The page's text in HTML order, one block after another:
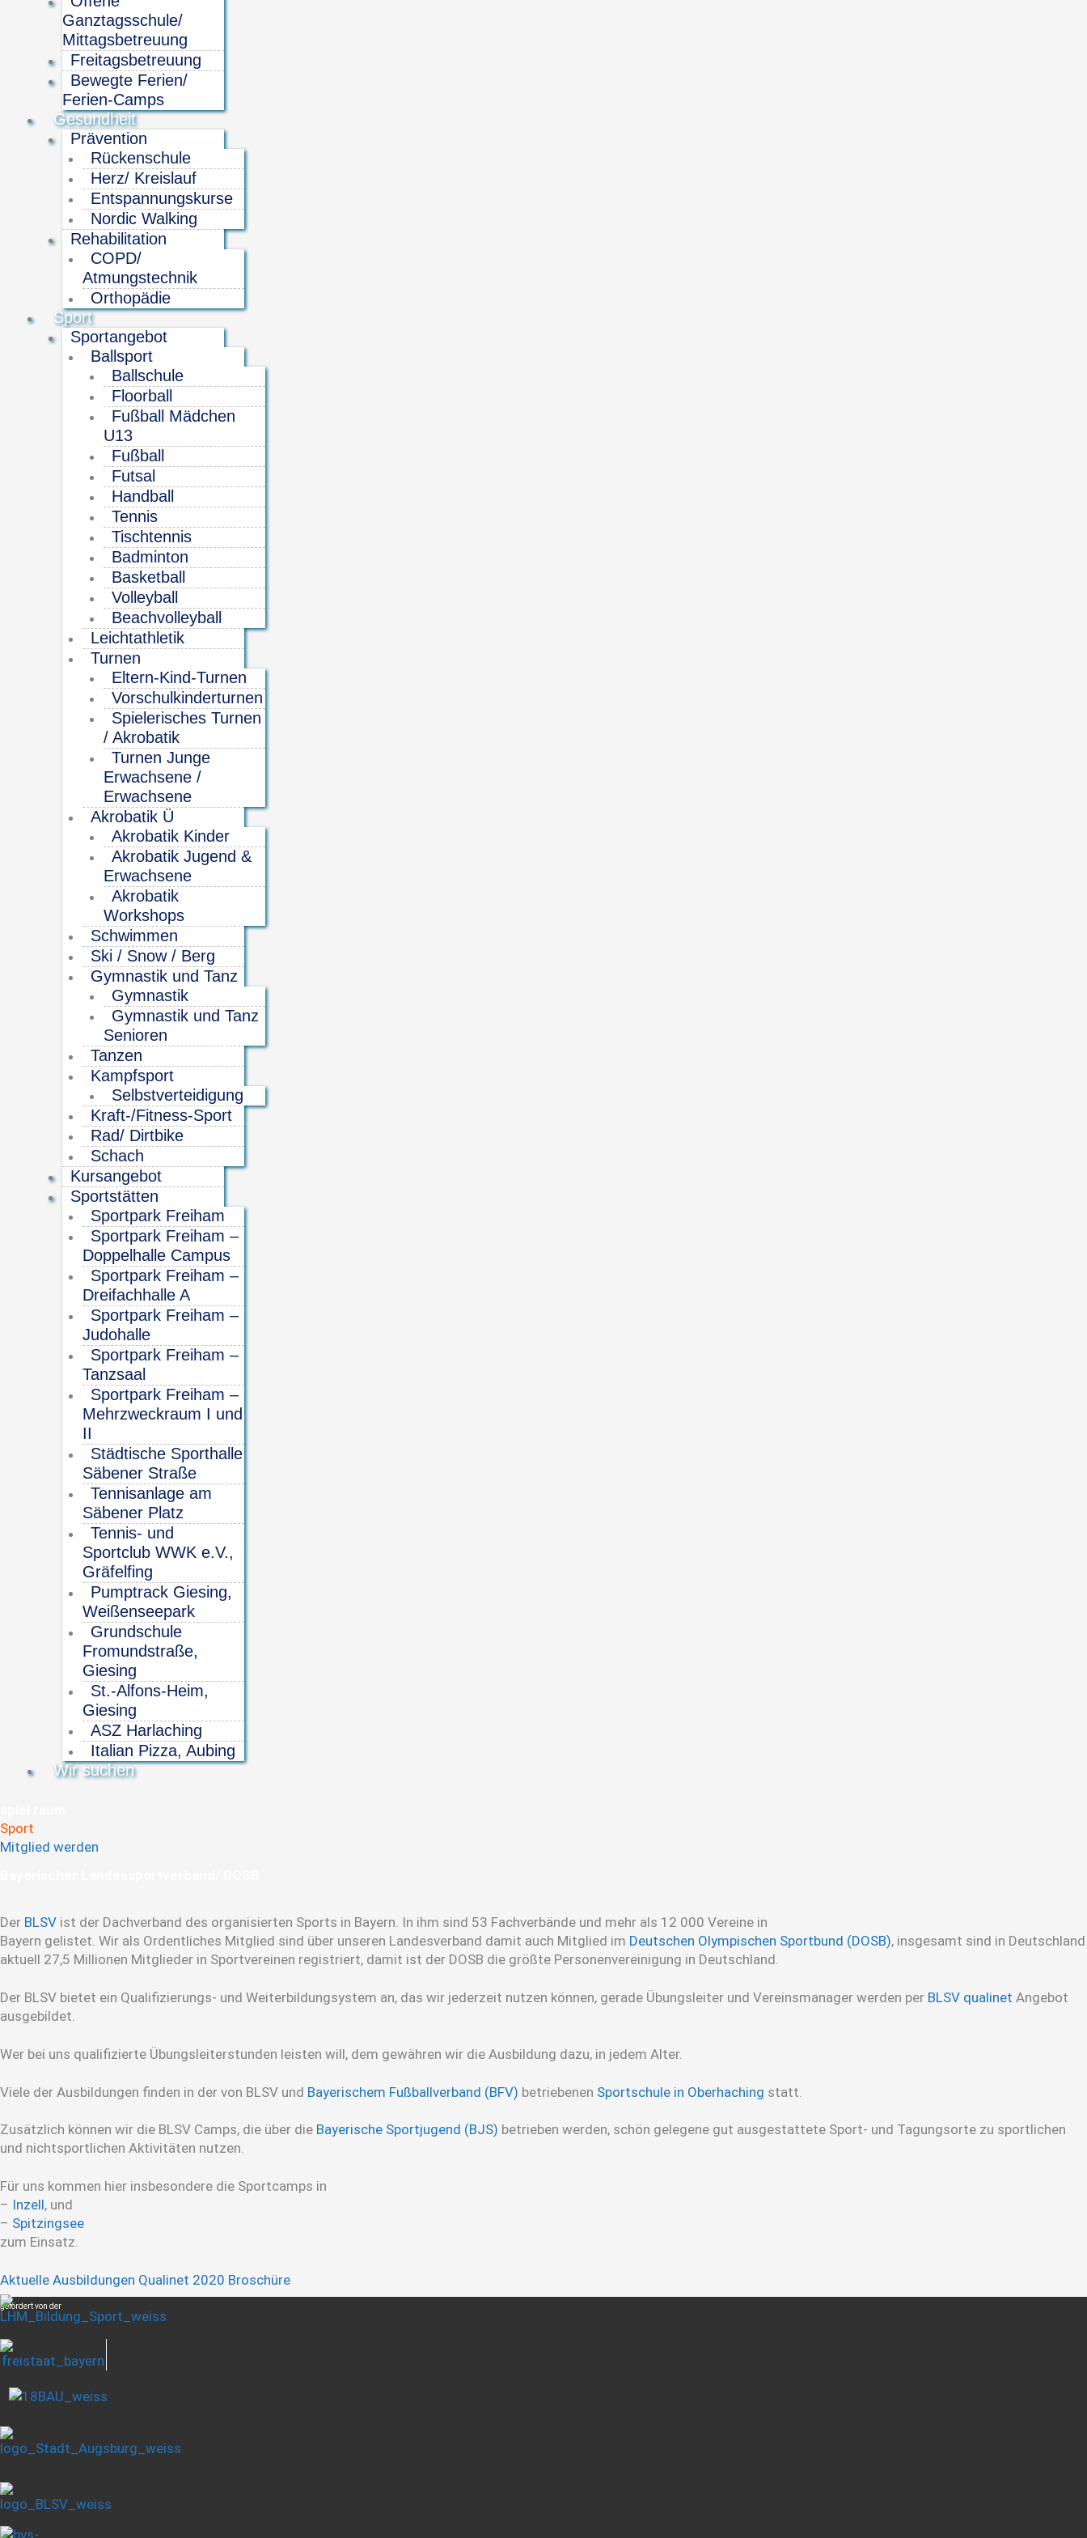
Ganztagsschule/
Mittagsbetreuung
Freitagsbetreuung
Bewegte Ferien/
Ferien-Camps
Gesundheit
Prävention
Rückenschule
Herz/ Kreislauf
Entspannungskurse
Nordic Walking
Rehabilitation
COPD/
Atmungstechnik
Orthopädie
Sport
Sportangebot
Ballsport
Ballschule
Floorball
Fußball Mädchen
U13
Fußball
Futsal
Handball
Tennis
Tischtennis
Badminton
Basketball
Volleyball
Beachvolleyball
Leichtathletik
Turnen
Eltern-Kind-Turnen
Vorschulkinderturnen
Spielerisches Turnen
/ Akrobatik
Turnen Junge
Erwachsene /
Erwachsene
Akrobatik Ü
Akrobatik Kinder
Akrobatik Jugend &
Erwachsene
Akrobatik
Workshops
Schwimmen
Ski / Snow / Berg
Gymnastik und Tanz
Gymnastik
Gymnastik und Tanz
Senioren
Tanzen
Kampfsport
Selbstverteidigung
Kraft-/Fitness-Sport
Rad/ Dirtbike
Schach
Kursangebot
Sportstätten
Sportpark Freiham
Sportpark Freiham –
Doppelhalle Campus
Sportpark Freiham –
Dreifachhalle A
Sportpark Freiham –
Judohalle
Sportpark Freiham –
Tanzsaal
Sportpark Freiham –
Mehrzweckraum I und
II
Städtische Sporthalle
Säbener Straße
Tennisanlage am
Säbener Platz
Tennis- und
Sportclub WWK e.V.,
Gräfelfing
Pumptrack Giesing,
Weißenseepark
Grundschule
Fromundstraße,
Giesing
St.-Alfons-Heim,
Giesing
ASZ Harlaching
Italian Pizza, Aubing
Wir suchen
Sport
Mitglied werden
Der BLSV ist der Dachverband des organisierten Sports in Bayern. In ihm sind 53 Fachverbände und mehr als 12 000 Vereine in
Bayern gelistet. Wir als Ordentliches Mitglied sind über unseren Landesverband damit auch Mitglied im Deutschen Olympischen Sportbund (DOSB), insgesamt sind in Deutschland
aktuell 27,5 Millionen Mitglieder in Sportvereinen registriert, damit ist der DOSB die größte Personenvereinigung in Deutschland.
Der BLSV bietet ein Qualifizierungs- und Weiterbildungsystem an, das wir jederzeit nutzen können, gerade Übungsleiter und Vereinsmanager werden per BLSV qualinet Angebot
ausgebildet.
Wer bei uns qualifizierte Übungsleiterstunden leisten will, dem gewähren wir die Ausbildung dazu, in jedem Alter.
Viele der Ausbildungen finden in der von BLSV und Bayerischem Fußballverband (BFV) betriebenen Sportschule in Oberhaching statt.
Zusätzlich können wir die BLSV Camps, die über die Bayerische Sportjugend (BJS) betrieben werden, schön gelegene gut ausgestattete Sport- und Tagungsorte zu sportlichen
und nichtsportlichen Aktivitäten nutzen.
Für uns kommen hier insbesondere die Sportcamps in
– Inzell, und
– Spitzingsee
zum Einsatz.
Aktuelle Ausbildungen Qualinet 2020 Broschüre
gefördert von der